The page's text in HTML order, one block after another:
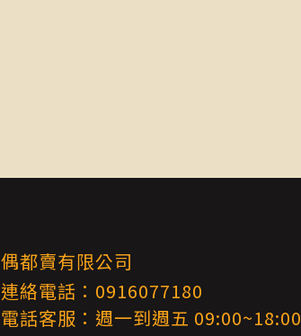
偶都賣有限公司
連絡電話：0916077180
電話客服：週一到週五 09:00~18:00